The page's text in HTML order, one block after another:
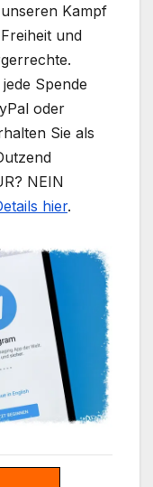
Kampf
und
Spende
oder
Sie als
NEIN
hier.